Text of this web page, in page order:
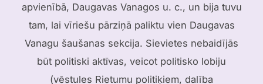
apvienībā, Daugavas Vanagos u. c., un bija tuvu
tam, lai vīriešu pārziņā paliktu vien Daugavas
Vanagu šaušanas sekcija. Sievietes nebaidījās
būt politiski aktīvas, veicot politisko lobiju
(vēstules Rietumu politiķiem, dalība